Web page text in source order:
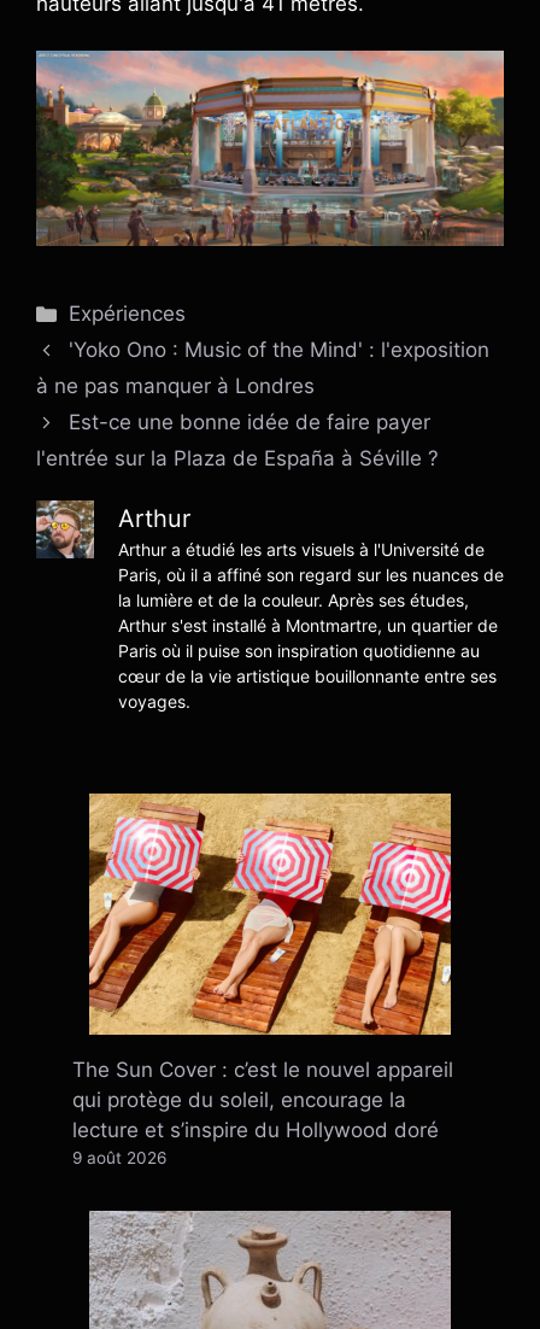
Catégories
Expériences
'Yoko Ono : Music of the Mind' : l'exposition
à ne pas manquer à Londres
Est-ce une bonne idée de faire payer
l'entrée sur la Plaza de España à Séville ?
Arthur
Arthur a étudié les arts visuels à l'Université de
Paris, où il a affiné son regard sur les nuances de
la lumière et de la couleur. Après ses études,
Arthur s'est installé à Montmartre, un quartier de
Paris où il puise son inspiration quotidienne au
cœur de la vie artistique bouillonnante entre ses
voyages.
The Sun Cover : c’est le nouvel appareil
qui protège du soleil, encourage la
lecture et s’inspire du Hollywood doré
9 août 2026